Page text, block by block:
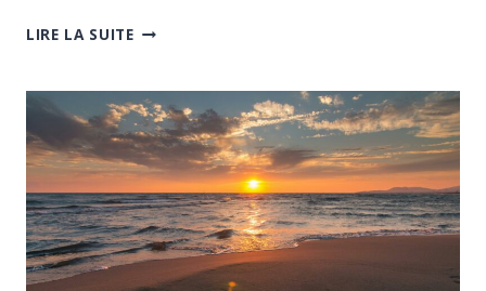
LIRE LA SUITE7
RECETTES
FACILES
À
FAIRE
EN
BATEAU
(OU
EN
VAN)